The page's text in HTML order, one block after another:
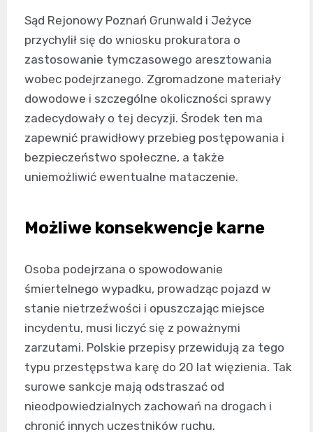
Sąd Rejonowy Poznań Grunwald i Jeżyce
przychylił się do wniosku prokuratora o
zastosowanie tymczasowego aresztowania
wobec podejrzanego. Zgromadzone materiały
dowodowe i szczególne okoliczności sprawy
zadecydowały o tej decyzji. Środek ten ma
zapewnić prawidłowy przebieg postępowania i
bezpieczeństwo społeczne, a także
uniemożliwić ewentualne mataczenie.
Możliwe konsekwencje karne
Osoba podejrzana o spowodowanie
śmiertelnego wypadku, prowadząc pojazd w
stanie nietrzeźwości i opuszczając miejsce
incydentu, musi liczyć się z poważnymi
zarzutami. Polskie przepisy przewidują za tego
typu przestępstwa karę do 20 lat więzienia. Tak
surowe sankcje mają odstraszać od
nieodpowiedzialnych zachowań na drogach i
chronić innych uczestników ruchu.